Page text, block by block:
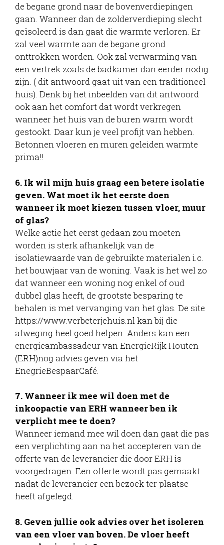
de begane grond naar de bovenverdiepingen
gaan. Wanneer dan de zolderverdieping slecht
geïsoleerd is dan gaat die warmte verloren. Er
zal veel warmte aan de begane grond
onttrokken worden. Ook zal verwarming van
een vertrek zoals de badkamer dan eerder nodig
zijn. ( dit antwoord gaat uit van een traditioneel
huis). Denk bij het inbeelden van dit antwoord
ook aan het comfort dat wordt verkregen
wanneer het huis van de buren warm wordt
gestookt. Daar kun je veel profijt van hebben.
Betonnen vloeren en muren geleiden warmte
prima!!
6. Ik wil mijn huis graag een betere isolatie
geven. Wat moet ik het eerste doen
wanneer ik moet kiezen tussen vloer, muur
of glas?
Welke actie het eerst gedaan zou moeten
worden is sterk afhankelijk van de
isolatiewaarde van de gebruikte materialen i.c.
het bouwjaar van de woning. Vaak is het wel zo
dat wanneer een woning nog enkel of oud
dubbel glas heeft, de grootste besparing te
behalen is met vervanging van het glas. De site
https://www.verbeterjehuis.nl kan bij die
afweging heel goed helpen. Anders kan een
energieambassadeur van EnergieRijk Houten
(ERH)nog advies geven via het
EnegrieBespaarCafé.
7. Wanneer ik mee wil doen met de
inkoopactie van ERH wanneer ben ik
verplicht mee te doen?
Wanneer iemand mee wil doen dan gaat die pas
een verplichting aan na het accepteren van de
offerte van de leverancier die door ERH is
voorgedragen. Een offerte wordt pas gemaakt
nadat de leverancier een bezoek ter plaatse
heeft afgelegd.
8. Geven jullie ook advies over het isoleren
van een vloer van boven. De vloer heeft